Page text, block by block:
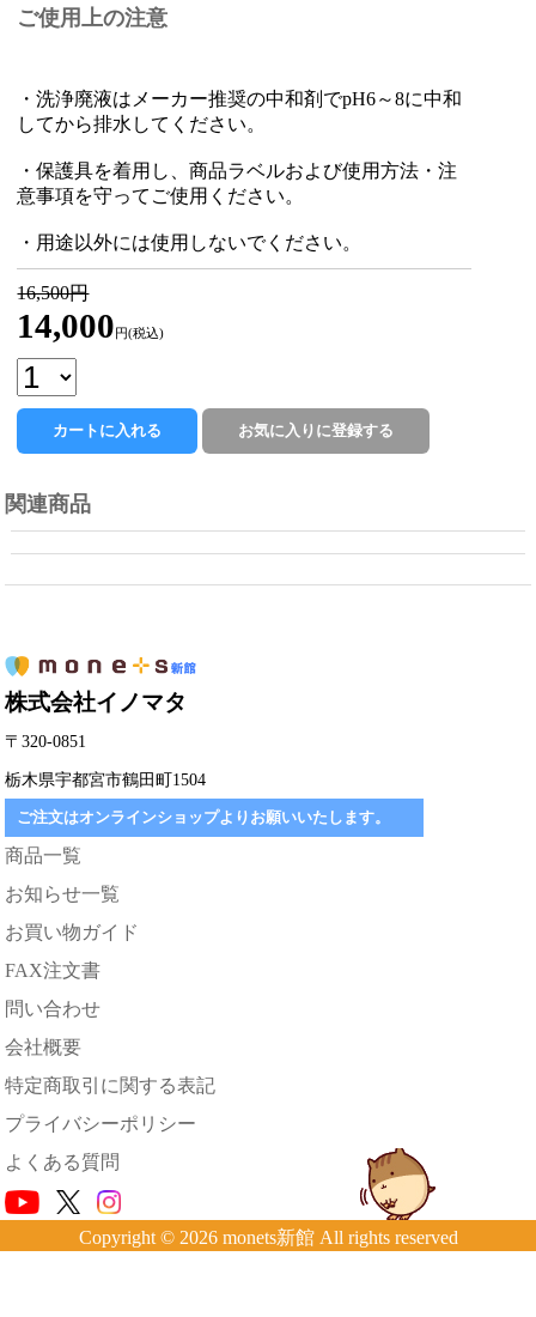
ご使用上の注意
・洗浄廃液はメーカー推奨の中和剤でpH6～8に中和
してから排水してください。
・保護具を着用し、商品ラベルおよび使用方法・注
意事項を守ってご使用ください。
・用途以外には使用しないでください。
16,500円
14,000 円(税込)
関連商品
株式会社イノマタ
〒320-0851
栃木県宇都宮市鶴田町1504
ご注文はオンラインショップよりお願いいたします。
商品一覧
お知らせ一覧
お買い物ガイド
FAX注文書
問い合わせ
会社概要
特定商取引に関する表記
プライバシーポリシー
よくある質問
Copyright © 2026 monets新館 All rights reserved